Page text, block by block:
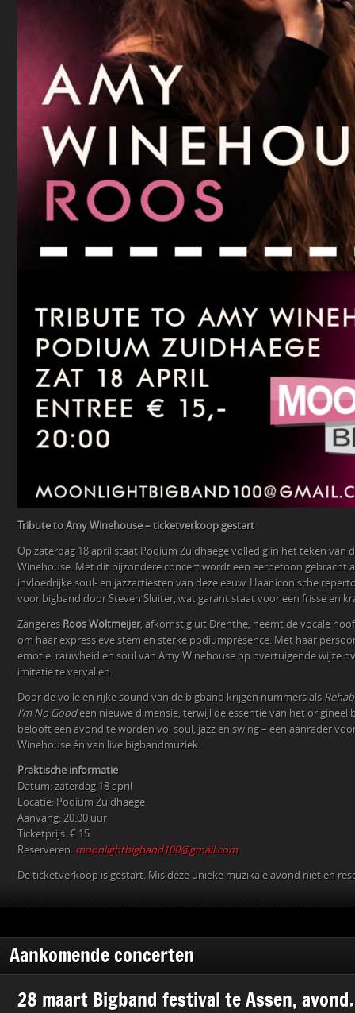
Tribute to Amy Winehouse – ticketverkoop gestart
Op zaterdag 18 april staat Podium Zuidhaege volledig in het teken van
Winehouse. Met dit bijzondere concert wordt een eerbetoon gebracht
invloedrijke soul- en jazzartiesten van deze eeuw. Haar iconische
voor bigband door Steven Sluiter, wat garant staat voor een frisse en
Zangeres Roos Woltmeijer, afkomstig uit Drenthe, neemt de vocale
om haar expressieve stem en sterke podiumprésence. Met haar
emotie, rauwheid en soul van Amy Winehouse op overtuigende wijze
imitatie te vervallen.
Door de volle en rijke sound van de bigband krijgen nummers als Rehab
I’m No Goodeen nieuwe dimensie, terwijl de essentie van het origineel
belooft een avond te worden vol soul, jazz en swing – een aanrader
Winehouse én van live bigbandmuziek.
Praktische informatie
Datum: zaterdag 18 april
Locatie: Podium Zuidhaege
Aanvang: 20.00 uur
Ticketprijs: € 15
Reserveren: moonlightbigband100@gmail.com
De ticketverkoop is gestart. Mis deze unieke muzikale avond niet en
Aankomende concerten
28 maart Bigband festival te Assen, avond.